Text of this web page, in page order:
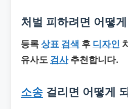
처벌 피하려면 어떻
등록상표 검색 후 디자인
유사도 검사추천합니다.
소송 걸리면 어떻게